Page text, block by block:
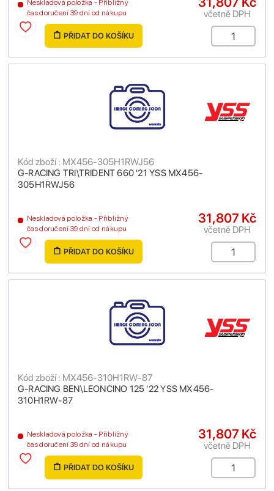
Neskladová položka - Přibližný
čas doručení 39 dní od nákupu
včetně DPH
PŘIDAT DO KOŠÍKU
G-RACING TRI\TRIDENT 660 '21 YSS MX456-
305H1RWJ56
Kód zboží : MX456-305H1RWJ56
Neskladová položka - Přibližný
čas doručení 39 dní od nákupu
31,807 Kč
včetně DPH
PŘIDAT DO KOŠÍKU
G-RACING BEN\LEONCINO 125 '22 YSS MX456-
310H1RW-87
Kód zboží : MX456-310H1RW-87
Neskladová položka - Přibližný
čas doručení 39 dní od nákupu
31,807 Kč
včetně DPH
PŘIDAT DO KOŠÍKU